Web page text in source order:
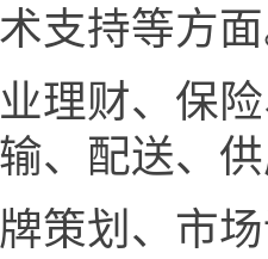
支持等方
理财、保
、配送、
策划、市